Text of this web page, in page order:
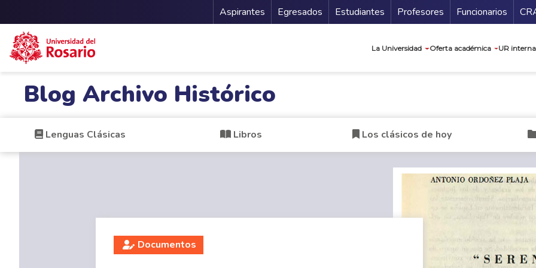
Menu Secundario
Aspirantes Egresados Estudiantes Profesores Funcionarios
La Universidad Oferta académica UR
Blog Archivo Histórico
Lenguas Clásicas Libros Los clásicos de hoy
Documentos